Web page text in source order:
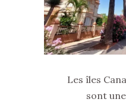
Les îles
sont